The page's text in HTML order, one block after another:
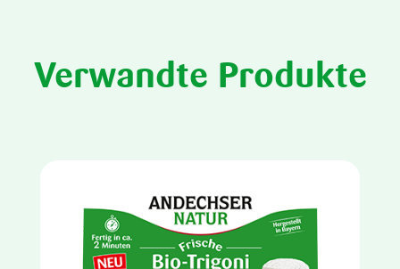
Verwandte Produkte